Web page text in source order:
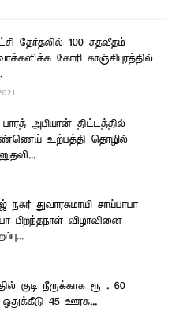
தேர்தலில் 100 சதவீதம்
கோரி காஞ்சிபுரத்தில்
அபியான் திட்டத்தில்
உற்பத்தி தொழில்
நகர் துவாரகமாயி சாய்பாபா
பிறந்தநாள் விழாவினை
குடி நீருக்காக ரூ . 60
45 ஊரக...